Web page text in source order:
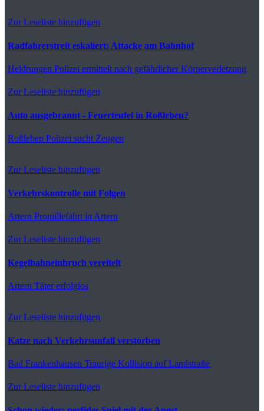
Zur Leseliste hinzufügen
Radfahrerstreit eskaliert: Attacke am Bahnhof
Heldrungen Polizei ermittelt nach gefährlicher Körperverletzung
Zur Leseliste hinzufügen
Auto ausgebrannt - Feuerteufel in Roßleben?
Roßleben Polizei sucht Zeugen
Zur Leseliste hinzufügen
Verkehrskontrolle mit Folgen
Artern Promillefahrt in Artern
Zur Leseliste hinzufügen
Kegelbahneinbruch vereitelt
Artern Täter erfolglos
Zur Leseliste hinzufügen
Katze nach Verkehrsunfall verstorben
Bad Frankenhausen Traurige Kollision auf Landstraße
Zur Leseliste hinzufügen